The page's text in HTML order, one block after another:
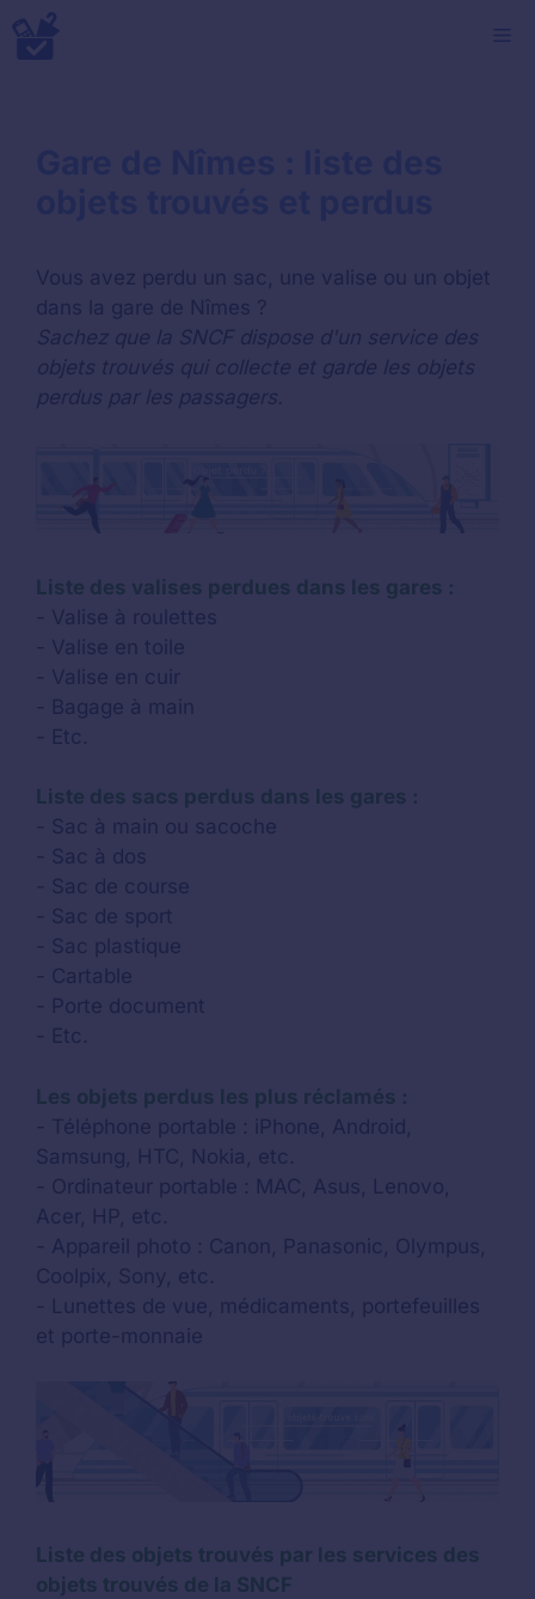
Aller
au
Vous avez perdu un sac, une valise ou un objet
dans la gare de Nîmes ?
Sachez que la SNCF dispose d'un service des
objets trouvés qui collecte et garde les objets
perdus par les passagers.
Liste des valises perdues dans les gares :
- Valise à roulettes
- Valise en toile
- Valise en cuir
- Bagage à main
- Etc.
Liste des sacs perdus dans les gares :
- Sac à main ou sacoche
- Sac à dos
- Sac de course
- Sac de sport
- Sac plastique
- Cartable
- Porte document
- Etc.
Les objets perdus les plus réclamés :
- Téléphone portable : iPhone, Android,
Samsung, HTC, Nokia, etc.
- Ordinateur portable : MAC, Asus, Lenovo,
Acer, HP, etc.
- Appareil photo : Canon, Panasonic, Olympus,
Coolpix, Sony, etc.
- Lunettes de vue, médicaments, portefeuilles
et porte-monnaie
Liste des objets trouvés par les services des
objets trouvés de la SNCF